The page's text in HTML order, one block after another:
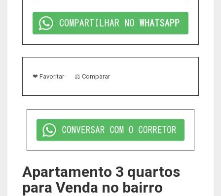
❤ Favoritar ⚖ Comparar
Apartamento 3 quartos
para Venda no bairro